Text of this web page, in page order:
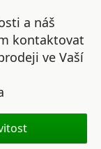
a náš
kontaktovat
ve Vaší